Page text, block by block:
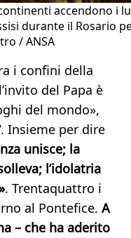
accendono i
durante il Rosario
/ ANSA
i confini della
del Papa è
del mondo»,
Insieme per dire
unisce; la
l’idolatria
. Trentaquattro i
al Pontefice. A
– che ha aderito